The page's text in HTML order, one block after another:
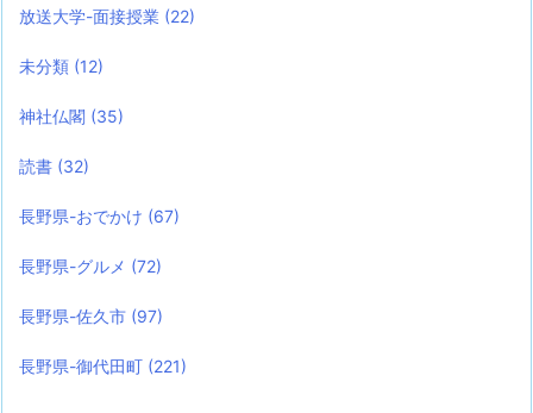
放送大学-面接授業 (22)
未分類 (12)
神社仏閣 (35)
読書 (32)
長野県-おでかけ (67)
長野県-グルメ (72)
長野県-佐久市 (97)
長野県-御代田町 (221)